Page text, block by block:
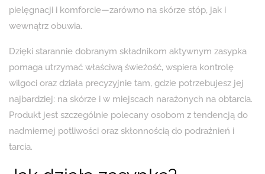
pielęgnacji i komforcie—zarówno na skórze stóp, jak i
wewnątrz obuwia.
Dzięki starannie dobranym składnikom aktywnym zasypka
pomaga utrzymać właściwą świeżość, wspiera kontrolę
wilgoci oraz działa precyzyjnie tam, gdzie potrzebujesz jej
najbardziej: na skórze i w miejscach narażonych na obtarcia.
Produkt jest szczególnie polecany osobom z tendencją do
nadmiernej potliwości oraz skłonnością do podrażnień i
tarcia.